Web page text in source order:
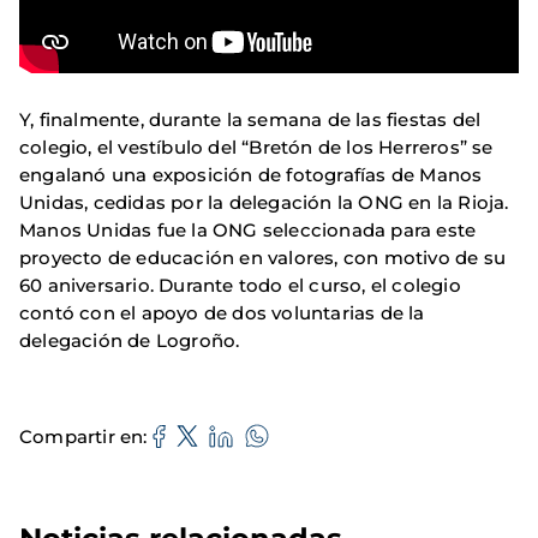
Y, finalmente, durante la semana de las fiestas del
colegio, el vestíbulo del “Bretón de los Herreros” se
engalanó una exposición de fotografías de Manos
Unidas, cedidas por la delegación la ONG en la Rioja.
Manos Unidas fue la ONG seleccionada para este
proyecto de educación en valores, con motivo de su
60 aniversario. Durante todo el curso, el colegio
contó con el apoyo de dos voluntarias de la
delegación de Logroño.
Compartir en